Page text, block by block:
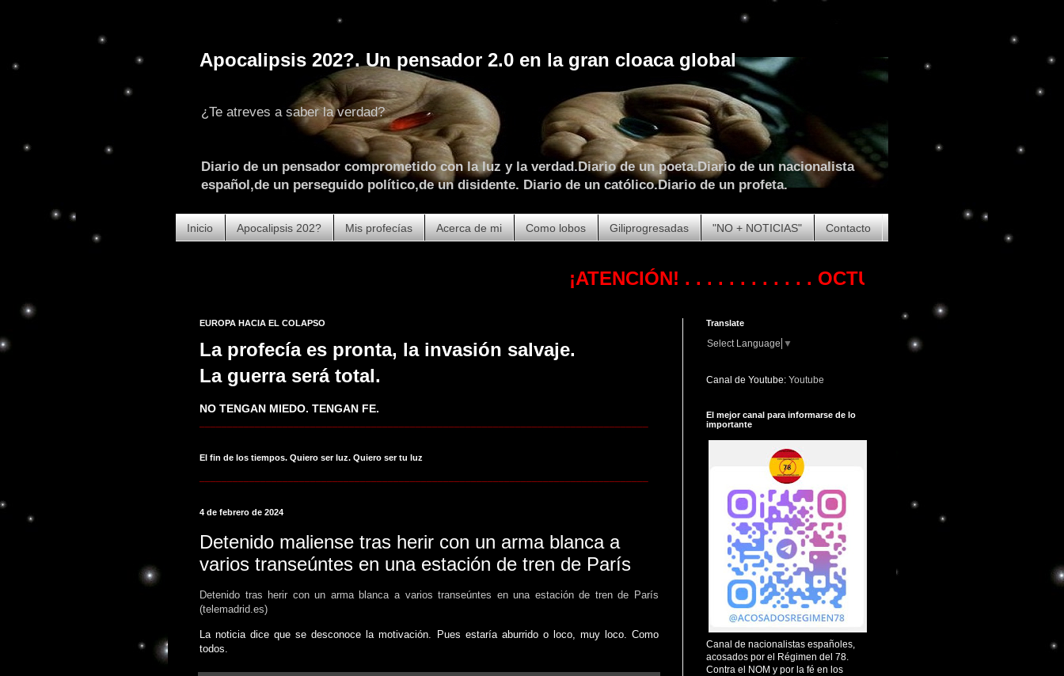
Apocalipsis 202?. Un pensador 2.0 en la gran cloaca global
¿Te atreves a saber la verdad?
Diario de un pensador comprometido con la luz y la verdad.Diario de un poeta.Diario de un nacionalista
español,de un perseguido político,de un disidente. Diario de un católico.Diario de un profeta.
Inicio Apocalipsis 202? Mis profecías Acerca de mi Como lobos Giliprogresadas "NO + NOTICIAS" Contacto
¡ATENCIÓN!. . . . . . . . . . . . OCTUBRE DE 2023. COMIENZA
EUROPA HACIA EL COLAPSO
La profecía es pronta, la invasión salvaje.
La guerra será total.
NO TENGAN MIEDO. TENGAN FE.
El fin de los tiempos. Quiero ser luz. Quiero ser tu luz
4 de febrero de 2024
Detenido maliense tras herir con un arma blanca a
varios transeúntes en una estación de tren de París
Detenido tras herir con un arma blanca a varios transeúntes en una estación de tren de París
(telemadrid.es)
La noticia dice que se desconoce la motivación. Pues estaría aburrido o loco, muy loco. Como
todos.
Translate
Select Language ▼
Canal de Youtube: Youtube
El mejor canal para informarse de lo
importante
Canal de nacionalistas españoles,
acosados por el Régimen del 78.
Contra el NOM y por la fé en los